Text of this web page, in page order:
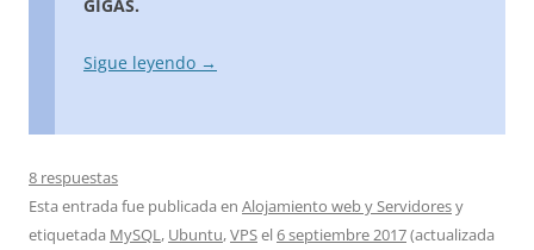
GIGAS.
Sigue leyendo →
8 respuestas
Esta entrada fue publicada en Alojamiento web y Servidoresy
etiquetada MySQL , Ubuntu,VPSel6 septiembre 2017(actualizada